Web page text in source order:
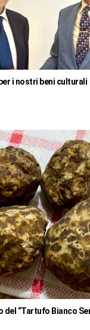
i nostri beni culturali
del “Tartufo Bianco